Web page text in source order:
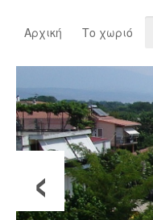
Αρχική Το χωριό
‹